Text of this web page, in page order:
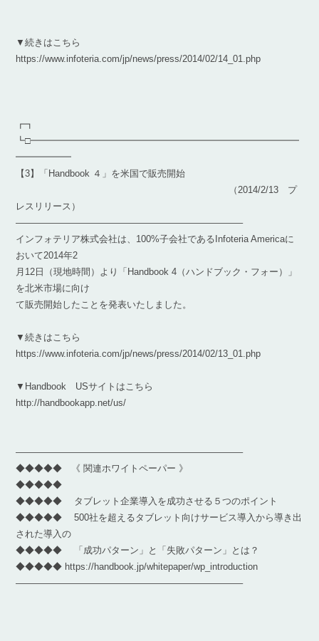
▼続きはこちら
https://www.infoteria.com/jp/news/press/2014/02/14_01.php
┏┓
┗□━━━━━━━━━━━━━━━━━━━━━━━━━━━━━
━━━━━━
【3】「Handbook ４」を米国で販売開始
（2014/2/13 プ
レスリリース）
————————————————————————–
インフォテリア株式会社は、100%子会社であるInfoteria Americaに
おいて2014年2
月12日（現地時間）より「Handbook 4（ハンドブック・フォー）」
を北米市場に向け
て販売開始したことを発表いたしました。
▼続きはこちら
https://www.infoteria.com/jp/news/press/2014/02/13_01.php
▼Handbook USサイトはこちら
http://handbookapp.net/us/
————————————————————————–
◆◆◆◆◆ 《 関連ホワイトペーパー 》
◆◆◆◆◆
◆◆◆◆◆ タブレット企業導入を成功させる５つのポイント
◆◆◆◆◆ 500社を超えるタブレット向けサービス導入から導き出
された導入の
◆◆◆◆◆ 「成功パターン」と「失敗パターン」とは？
◆◆◆◆◆ https://handbook.jp/whitepaper/wp_introduction
————————————————————————–